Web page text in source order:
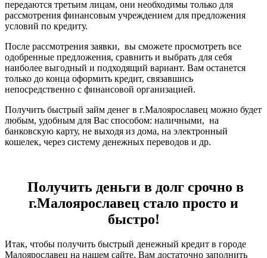
передаются третьим лицам, они необходимы только для
рассмотрения финансовым учреждением для предложения
условий по кредиту.
После рассмотрения заявки, вы сможете просмотреть все
одобренные предложения, сравнить и выбрать для себя
наиболее выгодный и подходящий вариант. Вам останется
только до конца оформить кредит, связавшись
непосредственно с финансовой организацией.
Получить быстрый займ денег в г.Малоярославец можно будет
любым, удобным для Вас способом: наличными, на
банковскую карту, не выходя из дома, на электронный
кошелек, через систему денежных переводов и др.
Получить деньги в долг срочно в
г.Малоярославец стало просто и
быстро!
Итак, чтобы получить быстрый денежный кредит в городе
Малоярославец на нашем сайте, Вам достаточно заполнить